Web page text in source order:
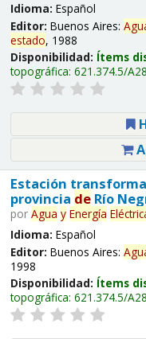
Idioma: Español
Editor: Buenos Aires:
estado, 1988
Disponibilidad: Ítems
topográfica: 621.374.5/
Estación
provincia deRío
por Agua y Energía
Idioma: Español
Editor: Buenos Aires:
1998
Disponibilidad: Ítems
topográfica: 621.374.5/